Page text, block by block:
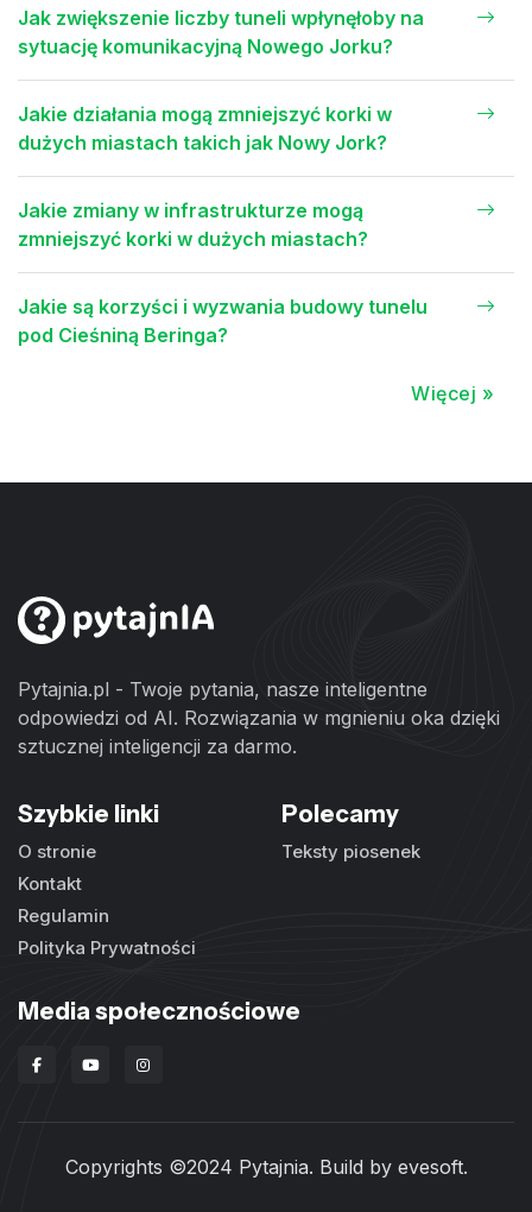
Jak zwiększenie liczby tuneli wpłynęłoby na
sytuację komunikacyjną Nowego Jorku?
Jakie działania mogą zmniejszyć korki w
dużych miastach takich jak Nowy Jork?
Jakie zmiany w infrastrukturze mogą
zmniejszyć korki w dużych miastach?
Jakie są korzyści i wyzwania budowy tunelu
pod Cieśniną Beringa?
Więcej »
Pytajnia.pl - Twoje pytania, nasze inteligentne
odpowiedzi od AI. Rozwiązania w mgnieniu oka dzięki
sztucznej inteligencji za darmo.
Szybkie linki
O stronie
Kontakt
Regulamin
Polityka Prywatności
Polecamy
Teksty piosenek
Media społecznościowe
Copyrights ©2024 Pytajnia. Build by evesoft.